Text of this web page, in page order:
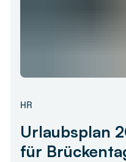
HR
Urlaubsplan
für